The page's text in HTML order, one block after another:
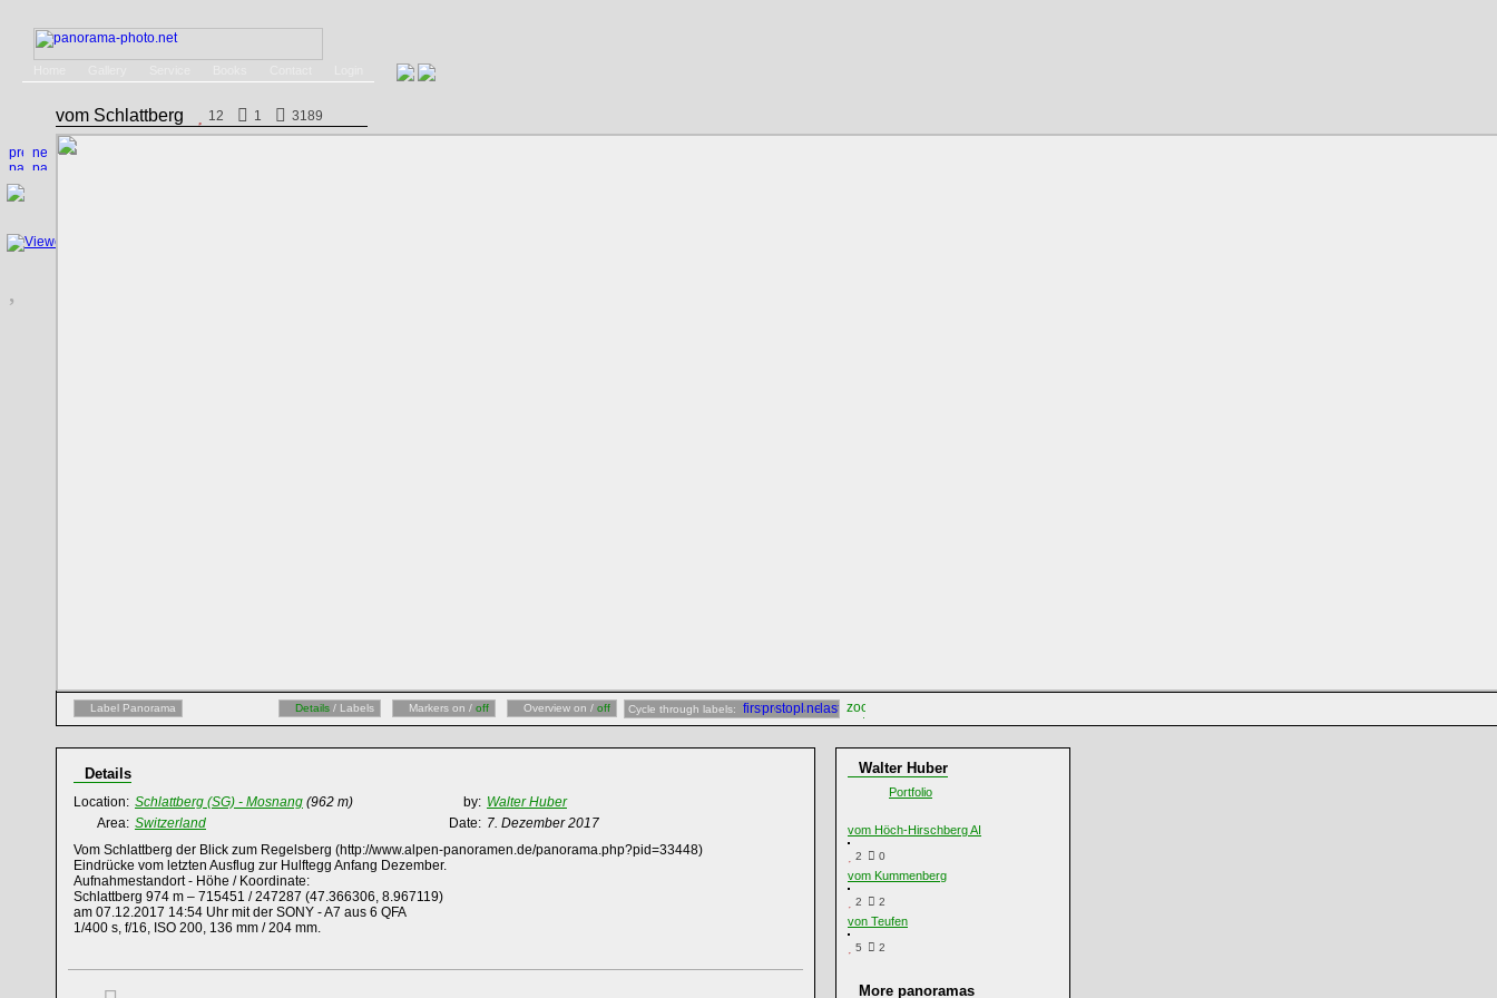
vom Schlattberg 12 1 3189
Label Panorama Details / Labels Markers on / off Overview on / off Cycle through labels:
Details
Location: Schlattberg (SG) - Mosnang (962 m) by: Walter Huber
Area: Switzerland Date: 7. Dezember 2017
Vom Schlattberg der Blick zum Regelsberg (http://www.alpen-panoramen.de/panorama.php?pid=33448)
Eindrücke vom letzten Ausflug zur Hulftegg Anfang Dezember.
Aufnahmestandort - Höhe / Koordinate:
Schlattberg 974 m – 715451 / 247287 (47.366306, 8.967119)
am 07.12.2017 14:54 Uhr mit der SONY - A7 aus 6 QFA
1/400 s, f/16, ISO 200, 136 mm / 204 mm.
Walter Huber
Portfolio
vom Höch-Hirschberg AI
2 0
vom Kummenberg
2 2
von Teufen
5 2
More panoramas